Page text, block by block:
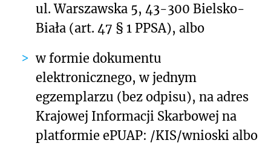
ul. Warszawska 5, 43-300 Bielsko-
Biała (art. 47 § 1 PPSA), albo
w formie dokumentu
elektronicznego, w jednym
egzemplarzu (bez odpisu), na adres
Krajowej Informacji Skarbowej na
platformie ePUAP: /KIS/wnioski albo